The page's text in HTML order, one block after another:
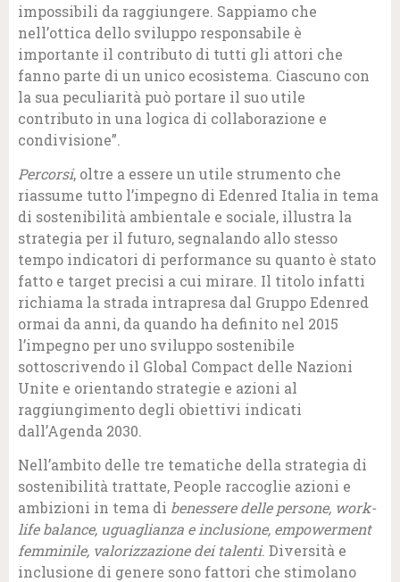
impossibili da raggiungere. Sappiamo che
nell’ottica dello sviluppo responsabile è
importante il contributo di tutti gli attori che
fanno parte di un unico ecosistema. Ciascuno con
la sua peculiarità può portare il suo utile
contributo in una logica di collaborazione e
condivisione”.
Percorsi, oltre a essere un utile strumento che
riassume tutto l’impegno di Edenred Italia in tema
di sostenibilità ambientale e sociale, illustra la
strategia per il futuro, segnalando allo stesso
tempo indicatori di performance su quanto è stato
fatto e target precisi a cui mirare. Il titolo infatti
richiama la strada intrapresa dal Gruppo Edenred
ormai da anni, da quando ha definito nel 2015
l’impegno per uno sviluppo sostenibile
sottoscrivendo il Global Compact delle Nazioni
Unite e orientando strategie e azioni al
raggiungimento degli obiettivi indicati
dall’Agenda 2030.
Nell’ambito delle tre tematiche della strategia di
sostenibilità trattate, People raccoglie azioni e
ambizioni in tema di benessere delle persone, work-
life balance, uguaglianza e inclusione, empowerment
femminile, valorizzazione dei talenti. Diversità e
inclusione di genere sono fattori che stimolano